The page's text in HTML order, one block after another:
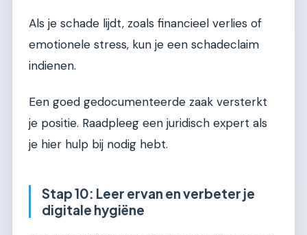
Als je schade lijdt, zoals financieel verlies of
emotionele stress, kun je een schadeclaim
indienen.
Een goed gedocumenteerde zaak versterkt
je positie. Raadpleeg een juridisch expert als
je hier hulp bij nodig hebt.
Stap 10: Leer ervan en verbeter je
digitale hygiëne